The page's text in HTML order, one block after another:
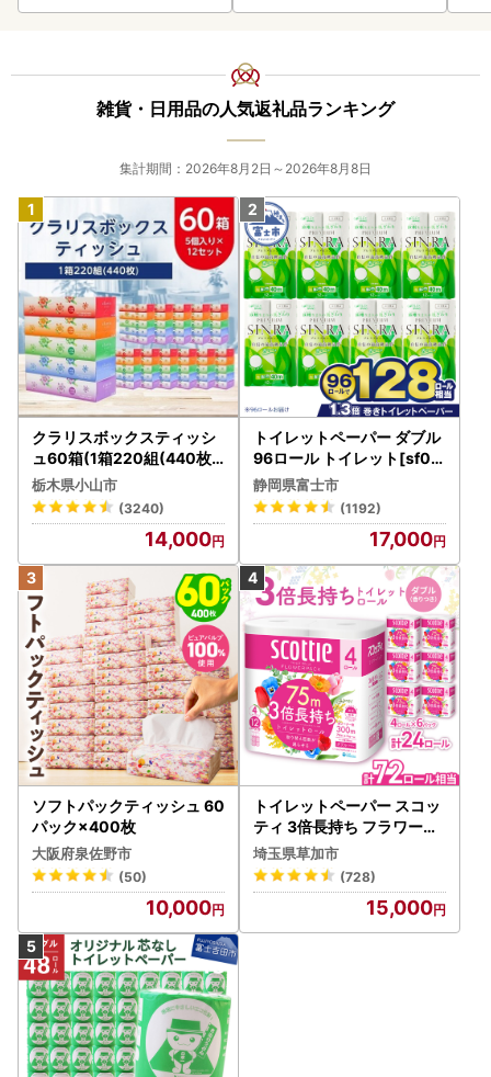
雑貨・日用品の人気返礼品ランキング
集計期間：2026年8月2日～2026年8月8日
クラリスボックスティッシ
ュ60箱(1箱220組(440枚))
(5個入り×12セット)【配送
不可地域：離島・沖縄県】
【1256759】
栃木県小山市
(3240)
14,000
トイレットペーパー ダブル
96ロール トイレット[sf00
1-012]
静岡県富士市
(1192)
17,000
ソフトパックティッシュ 60
パック×400枚
大阪府泉佐野市
(50)
10,000
トイレットペーパー スコッ
ティ 3倍長持ち フラワーパ
ック 4ロール×6P
埼玉県草加市
(728)
15,000